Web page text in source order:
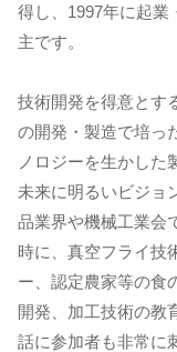
得し、1997年に起業
主です。
技術開発を得意とす
の開発・製造で培っ
ノロジーを生かした
未来に明るいビジョ
品業界や機械工業会
時に、真空フライ技
ー、認定農家等の食
開発、加工技術の教
話に参加者も非常に